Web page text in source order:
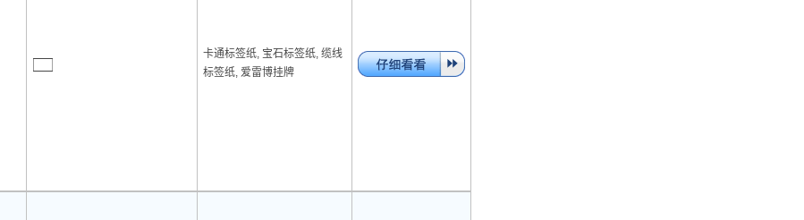
卡通标签纸, 宝石标签纸, 缆线
标签纸, 爱雷博挂牌